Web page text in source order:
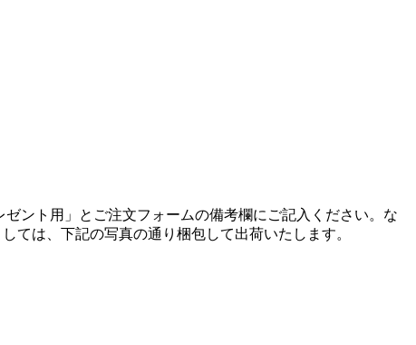
ント用」とご注文フォームの備考欄にご記入ください。 な
ては、下記の写真の通り梱包して出荷いたします。